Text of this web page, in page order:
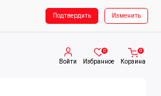
Подтвердить Изменить
Войти
0
Избранное
0
Корзина